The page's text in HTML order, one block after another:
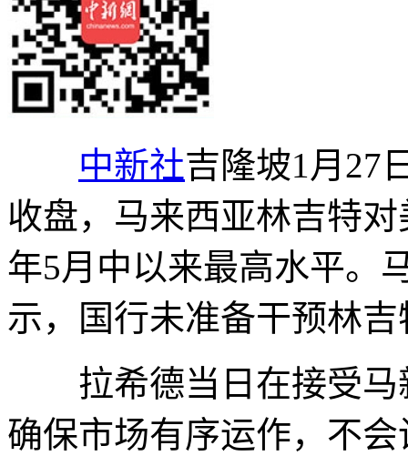
中新社吉隆坡1月27
收盘，马来西亚林吉特
年5月中以来最高水平。
示，国行未准备干预林
拉希德当日在接受马
确保市场有序运作，不